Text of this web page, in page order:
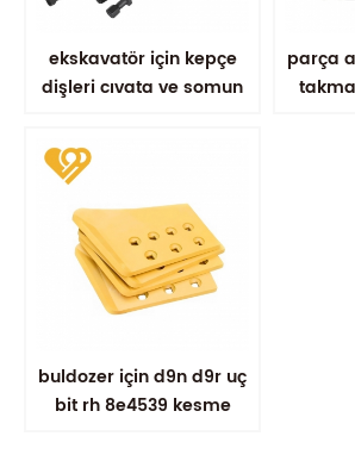
ekskavatör için kepçe
dişleri cıvata ve somun
parça
buldozer için d9n d9r uç
bit rh 8e4539 kesme